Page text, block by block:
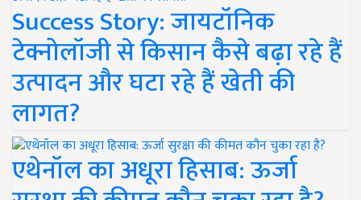
Success Story: जायटॉनिक
टेक्नोलॉजी से किसान कैसे बढ़ा रहे हैं
उत्पादन और घटा रहे हैं खेती की
लागत?
एथेनॉल का अधूरा हिसाब: ऊर्जा